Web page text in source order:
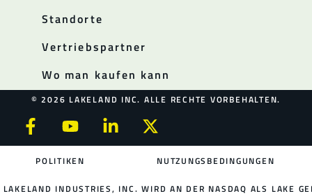
Standorte
Vertriebspartner
Wo man kaufen kann
© 2026 LAKELAND INC. ALLE RECHTE VORBEHALTEN.
POLITIKEN NUTZUNGSBEDINGUNGEN
LAKELAND INDUSTRIES, INC. WIRD AN DER NASDAQ ALS LAKE